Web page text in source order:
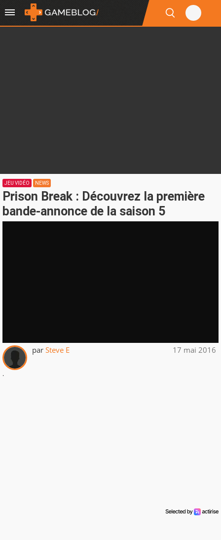
JEU VIDÉO NEWS
Prison Break : Découvrez la première
bande-annonce de la saison 5
par Steve E 17 mai 2016
.